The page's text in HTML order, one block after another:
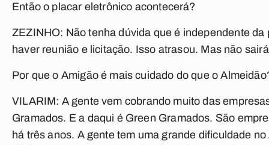
Então o placar eletrônico acontecerá?
ZEZINHO: Não tenha dúvida que é independente
haver reunião e licitação. Isso atrasou. Mas não
Por que o Amigão é mais cuidado do que o
VILARIM: A gente vem cobrando muito das
Gramados. E a daqui é Green Gramados. São
há três anos. A gente tem uma grande dificuldade